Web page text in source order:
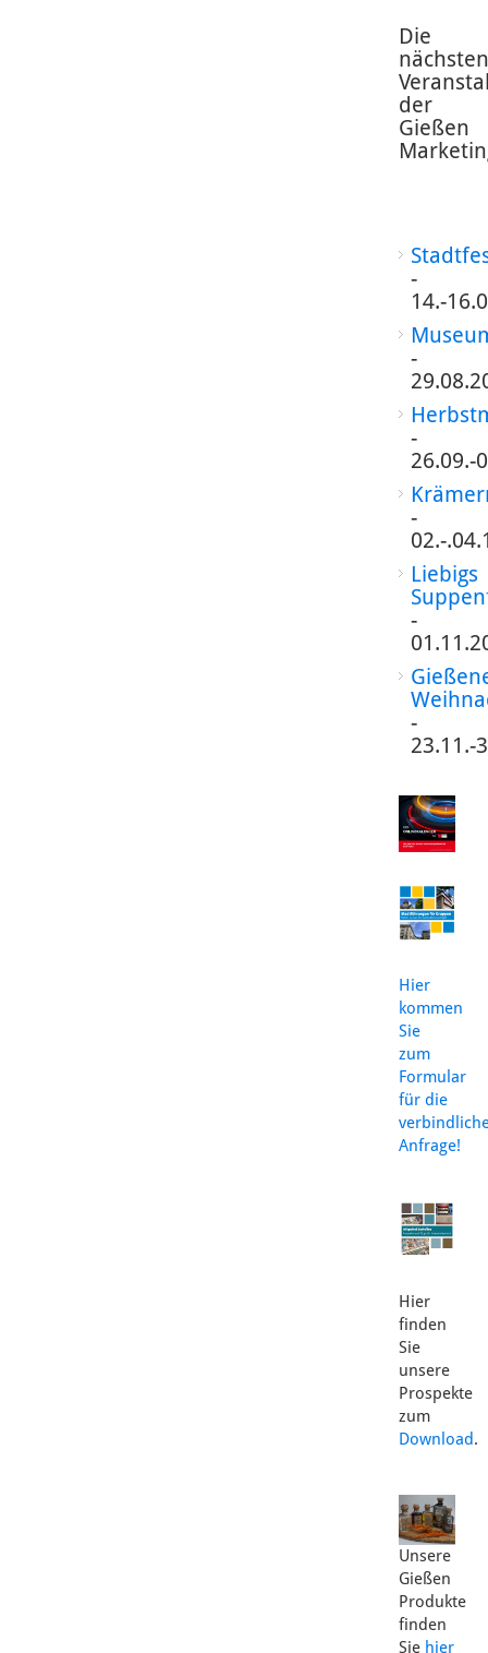
Die
nächsten
der
Gießen
-
14.-
-
-
26.09.-
-
02.-
Liebigs
-
-
23.11.-
Hier
kommen
Sie
zum
Formular
für die
Anfrage!
Hier
finden
Sie
unsere
Prospekte
zum
Download.
Unsere
Gießen
Produkte
finden
Sie hier